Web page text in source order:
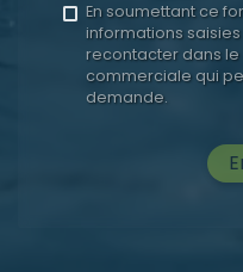
En soumettant ce
informations
recontacter dans
commerciale qui
demande.